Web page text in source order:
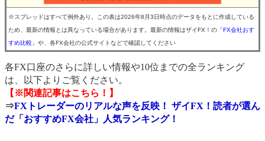
※スプレッドはすべて例外あり。この表は2026年8月3日時点のデータをもとに作成している
ため、最新の情報とは異なっている場合があります。最新の情報はザイFX！の 「FX会社おす
すめ比較」 や、各FX会社の公式サイトなどで確認してください
各FX口座のさらに詳しい情報や10位までの全ランキング
は、以下よりご覧ください。
【※関連記事はこちら！】
⇒FXトレーダーのリアルな声を反映！ ザイFX！読者が選ん
だ「おすすめFX会社」人気ランキング！